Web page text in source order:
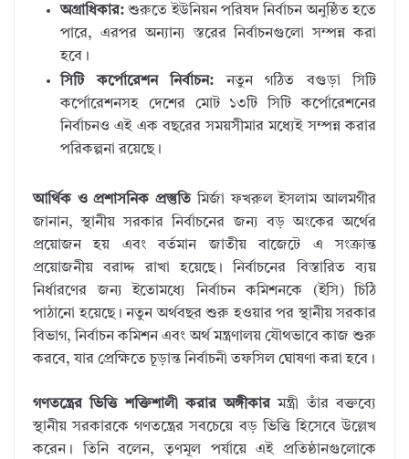
অগ্রাধিকার: শুরুতে ইউনিয়ন পরিষদ নির্বাচন অনুষ্ঠিত হতে
পারে, এরপর অন্যান্য স্তরের নির্বাচনগুলো সম্পন্ন করা
হবে।
সিটি কর্পোরেশন নির্বাচন: নতুন গঠিত বগুড়া সিটি
কর্পোরেশনসহ দেশের মোট ১৩টি সিটি কর্পোরেশনের
নির্বাচনও এই এক বছরের সময়সীমার মধ্যেই সম্পন্ন করার
পরিকল্পনা রয়েছে।
আর্থিক ও প্রশাসনিক প্রস্তুতিমির্জা ফখরুল ইসলাম আলমগীর
জানান, স্থানীয় সরকার নির্বাচনের জন্য বড় অংকের অর্থের
প্রয়োজন হয় এবং বর্তমান জাতীয় বাজেটে এ সংক্রান্ত
প্রয়োজনীয় বরাদ্দ রাখা হয়েছে। নির্বাচনের বিস্তারিত ব্যয়
নির্ধারণের জন্য ইতোমধ্যে নির্বাচন কমিশনকে (ইসি) চিঠি
পাঠানো হয়েছে। নতুন অর্থবছর শুরু হওয়ার পর স্থানীয় সরকার
বিভাগ, নির্বাচন কমিশন এবং অর্থ মন্ত্রণালয় যৌথভাবে কাজ শুরু
করবে, যার প্রেক্ষিতে চূড়ান্ত নির্বাচনী তফসিল ঘোষণা করা হবে।
গণতন্ত্রের ভিত্তি শক্তিশালী করার অঙ্গীকারমন্ত্রী তাঁর বক্তব্যে
স্থানীয় সরকারকে গণতন্ত্রের সবচেয়ে বড় ভিত্তি হিসেবে উল্লেখ
করেন। তিনি বলেন, তৃণমূল পর্যায়ে এই প্রতিষ্ঠানগুলোকে